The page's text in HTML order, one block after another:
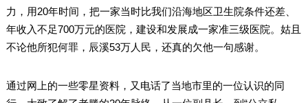
力，用20年时间，把一家当时比我们沿海地区卫生院条件还差、
年收入不足700万元的医院，建设和发展成一家准三级医院。姑且
不论他所犯何罪，辰溪53万人民，还真的欠他一句感谢。
通过网上的一些零星资料，又电话了当地市里的一位认识的同